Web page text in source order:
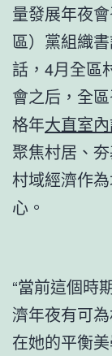
量發展年夜
區）黨組織
話，4月全區
會之后，全
格年大直室
聚焦村居、
村域經濟作
心。
“當前這個時
濟年夜有可
在她的平衡